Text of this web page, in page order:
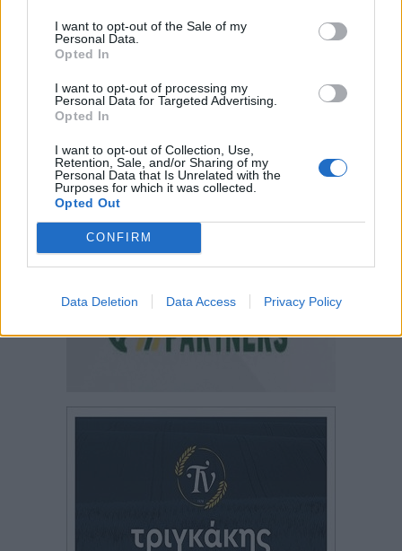
I want to opt-out of the Sale of my
Personal Data.
Opted In
I want to opt-out of processing my
Personal Data for Targeted Advertising.
Opted In
I want to opt-out of Collection, Use,
Retention, Sale, and/or Sharing of my
Personal Data that Is Unrelated with the
Purposes for which it was collected.
Opted Out
CONFIRM
Data Deletion Data Access Privacy Policy